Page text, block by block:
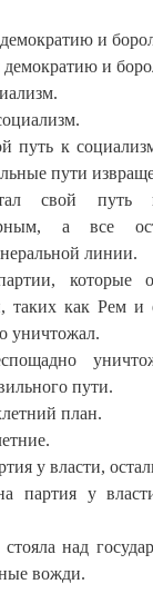
и
и
путь к
пути
свой путь
а все
линии.
которые
таких как Рем и
уничтожал.
пути.
план.
у власти,
партия у
над
вожди.